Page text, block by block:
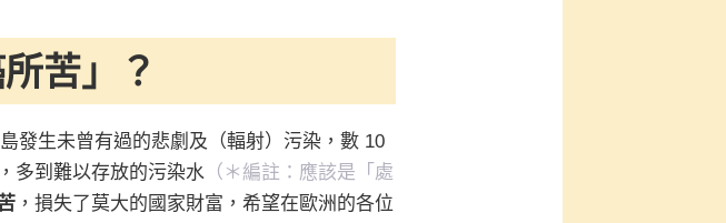
苦」？
發生未曾有過的悲劇及（輻射）污染，數 10
多到難以存放的污染水 （＊編註：應該是「處
，損失了莫大的國家財富，希望在歐洲的各位